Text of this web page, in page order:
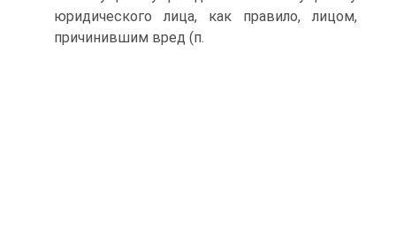
юридического лица, как правило, лицом,
причинившим вред (п.